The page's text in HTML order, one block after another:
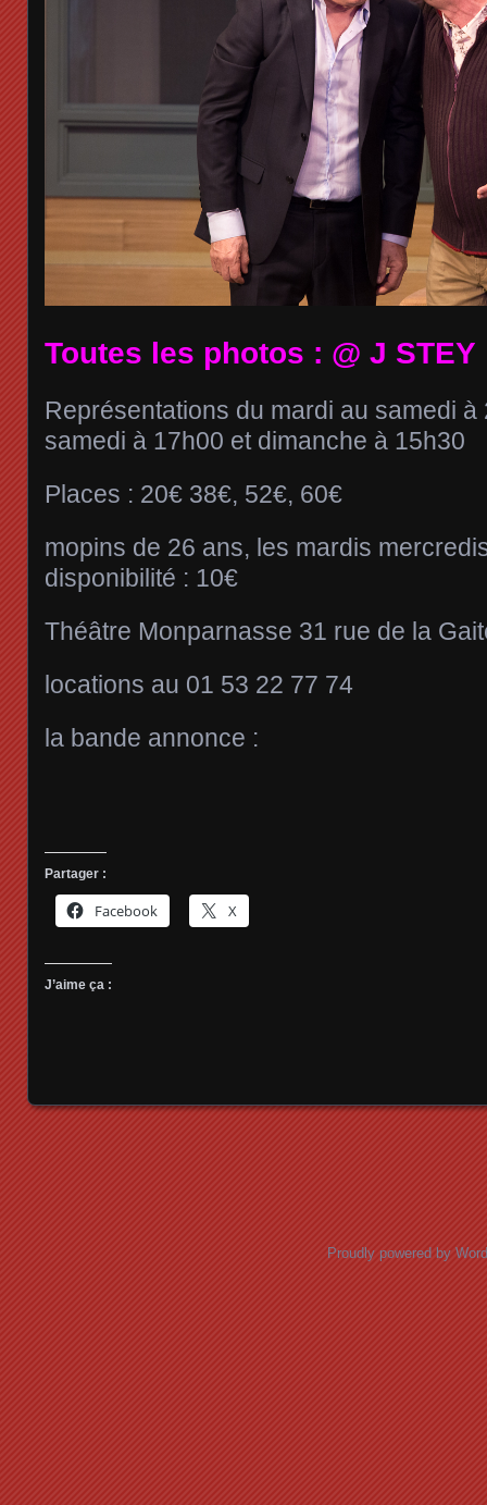
Toutes les photos : @ J STEY
Représentations du mardi au samedi à
samedi à 17h00 et dimanche à 15h30
Places : 20€ 38€, 52€, 60€
mopins de 26 ans, les mardis
disponibilité : 10€
Théâtre Monparnasse 31 rue de la
locations au 01 53 22 77 74
la bande annonce :
Partager :
Facebook X
J’aime ça :
Proudly powered by